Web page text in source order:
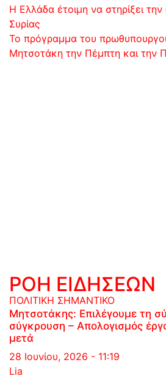
Πλοήγηση
άρθρων
Η Ελλάδα έτοιμη να στηρίξει
Συρίας
Το πρόγραμμα του
Μητσοτάκη την Πέμπτη και την
ΡΟΗ ΕΙΔΗΣΕΩΝ
ΠΟΛΙΤΙΚΗ ΣΗΜΑΝΤΙΚΟ
Μητσοτάκης: Επιλέγουμε τη
σύγκρουση – Απολογισμός
μετά
28 Ιουνίου, 2026 - 11:19
Lia